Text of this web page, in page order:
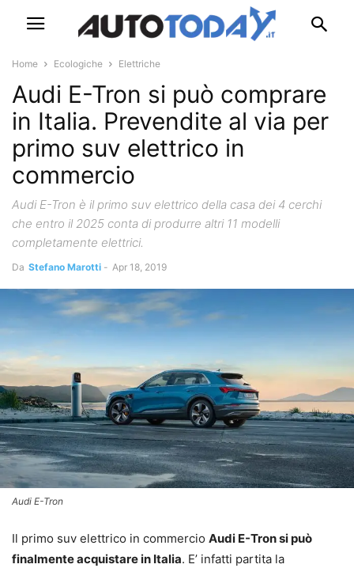
Home Ecologiche Elettriche
Audi E-Tron si può comprare
in Italia. Prevendite al via per
primo suv elettrico in
commercio
Audi E-Tron è il primo suv elettrico della casa dei 4 cerchi
che entro il 2025 conta di produrre altri 11 modelli
completamente elettrici.
Da Stefano Marotti - Apr 18, 2019
Audi E-Tron
Il primo suv elettrico in commercio Audi E-Tron si può
finalmente acquistare in Italia. E’ infatti partita la